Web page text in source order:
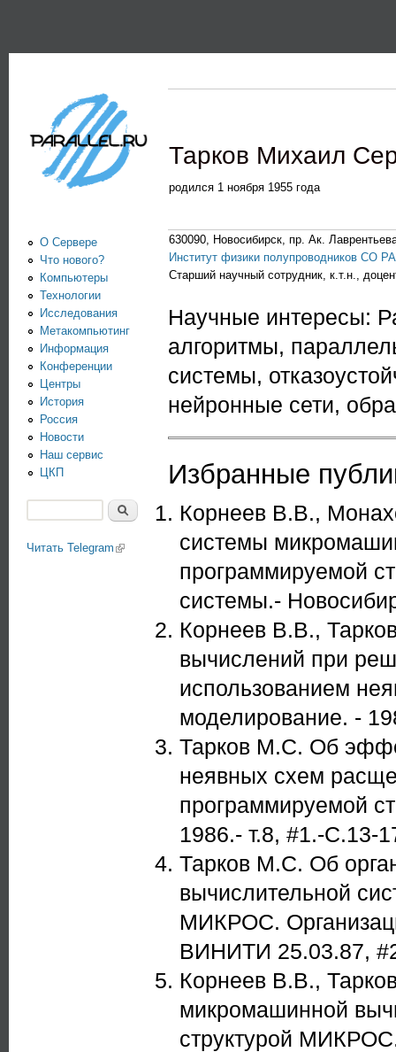
Информационно-
аналитический
центр по
параллельным
вычислениям
Тарков Михаил
родился 1 ноября 1955 года
630090, Новосибирск, пр. Ак.
Институт физики полупроводников СО
Старший научный сотрудник, к.т.н.,
Научные интересы:
алгоритмы,
системы,
нейронные сети,
Избранные
Корнеев В.В.,
системы
программируемой
системы.-
Корнеев В.В.,
вычислений при
использованием
моделирование. -
Тарков М.С. Об
неявных схем
программируемой
1986.- т.8, #1.-С.13-
Тарков М.С. Об
вычислительной
МИКРОС.
ВИНИТИ 25.03.87,
Корнеев В.В.,
микромашинной
структурой
О Сервере
Что нового?
Компьютеры
Технологии
Исследования
Метакомпьютинг
Информация
Конференции
Центры
История
Россия
Новости
Наш сервис
ЦКП
Читать Telegram (link is external)